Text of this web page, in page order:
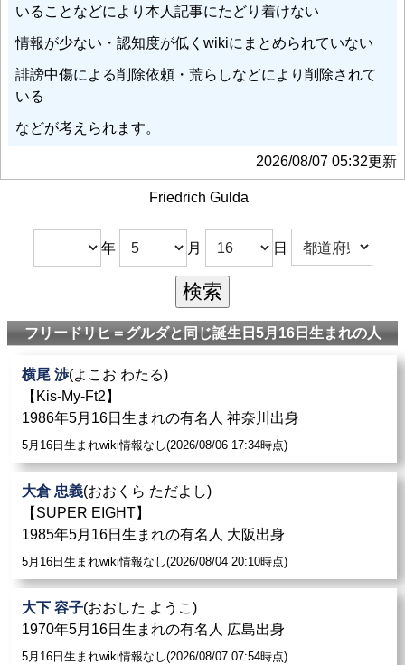
いることなどにより本人記事にたどり着けない
情報が少ない・認知度が低くwikiにまとめられていない
誹謗中傷による削除依頼・荒らしなどにより削除されて
いる
などが考えられます。
2026/08/07 05:32更新
Friedrich Gulda
年 月 日
フリードリヒ＝グルダと同じ誕生日5月16日生まれの人
横尾 渉(よこお わたる)
【Kis-My-Ft2】
1986年5月16日生まれの有名人 神奈川出身
5月16日生まれwiki情報なし(2026/08/06 17:34時点)
大倉 忠義(おおくら ただよし)
【SUPER EIGHT】
1985年5月16日生まれの有名人 大阪出身
5月16日生まれwiki情報なし(2026/08/04 20:10時点)
大下 容子(おおした ようこ)
1970年5月16日生まれの有名人 広島出身
5月16日生まれwiki情報なし(2026/08/07 07:54時点)